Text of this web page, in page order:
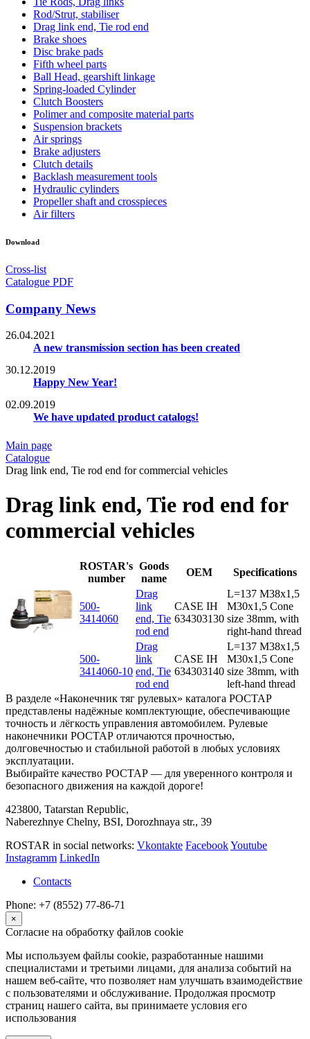
Rod/Strut, stabiliser
Drag link end, Tie rod end
Brake shoes
Disc brake pads
Fifth wheel parts
Ball Head, gearshift linkage
Spring-loaded Cylinder
Clutch Boosters
Polimer and composite material parts
Suspension brackets
Air springs
Brake adjusters
Clutch details
Backlash measurement tools
Hydraulic cylinders
Propeller shaft and crosspieces
Air filters
Download
Cross-list
Catalogue PDF
Company News
26.04.2021
A new transmission section has been created
30.12.2019
Happy New Year!
02.09.2019
We have updated product catalogs!
Main page
Catalogue
Drag link end, Tie rod end for commercial vehicles
Drag link end, Tie rod end for
commercial vehicles
ROSTAR's
number
Goods
name
OEM Specifications
500-
3414060
Drag
link
end, Tie
rod end
CASE IH
634303130
L=137 M38x1,5
M30x1,5 Cone
size 38mm, with
right-hand thread
500-
3414060-10
Drag
link
end, Tie
rod end
CASE IH
634303140
L=137 M38x1,5
M30x1,5 Cone
size 38mm, with
left-hand thread
В разделе «Наконечник тяг рулевых» каталога РОСТАР
представлены надёжные комплектующие, обеспечивающие
точность и лёгкость управления автомобилем. Рулевые
наконечники РОСТАР отличаются прочностью,
долговечностью и стабильной работой в любых условиях
эксплуатации.
Выбирайте качество РОСТАР — для уверенного контроля и
безопасного движения на каждой дороге!
423800, Tatarstan Republic,
Naberezhnye Chelny, BSI, Dorozhnaya str., 39
ROSTAR in social networks: Vkontakte FacebookYoutube
Instagramm LinkedIn
Contacts
Phone: +7 (8552) 77-86-71
×
Согласие на обработку файлов cookie
Мы используем файлы cookie, разработанные нашими
специалистами и третьими лицами, для анализа событий на
нашем веб-сайте, что позволяет нам улучшать взаимодействие
с пользователями и обслуживание. Продолжая просмотр
страниц нашего сайта, вы принимаете условия его
использования